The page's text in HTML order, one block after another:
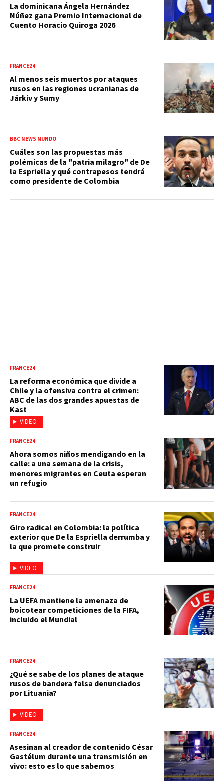
La dominicana Ángela Hernández
Núñez gana Premio Internacional de
Cuento Horacio Quiroga 2026
FRANCE24
Al menos seis muertos por ataques
rusos en las regiones ucranianas de
Járkiv y Sumy
BBC NEWS MUNDO
Cuáles son las propuestas más
polémicas de la "patria milagro" de De
la Espriella y qué contrapesos tendrá
como presidente de Colombia
VIDEO
FRANCE24
La reforma económica que divide a
Chile y la ofensiva contra el crimen:
ABC de las dos grandes apuestas de
Kast
FRANCE24
Ahora somos niños mendigando en la
calle: a una semana de la crisis,
menores migrantes en Ceuta esperan
un refugio
VIDEO
FRANCE24
Giro radical en Colombia: la política
exterior que De la Espriella derrumba y
la que promete construir
FRANCE24
La UEFA mantiene la amenaza de
boicotear competiciones de la FIFA,
incluido el Mundial
VIDEO
FRANCE24
¿Qué se sabe de los planes de ataque
rusos de bandera falsa denunciados
por Lituania?
FRANCE24
Asesinan al creador de contenido César
Gastélum durante una transmisión en
vivo: esto es lo que sabemos